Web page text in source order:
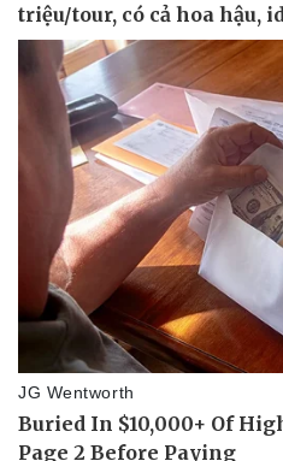
Sức khỏe
Dinh dưỡng - món ngon
Cây thuốc
Sản phụ khoa
Nam khoa
Làm đẹp - giảm cân
Phòng mạch online
Ăn sạch sống khỏe